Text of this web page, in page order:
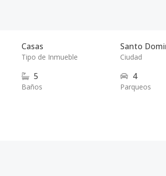
Casas
Tipo de Inmueble
Santo
Ciudad
5
Baños
4
Parqueos